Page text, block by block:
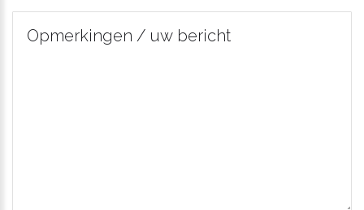
Opmerkingen / uw bericht